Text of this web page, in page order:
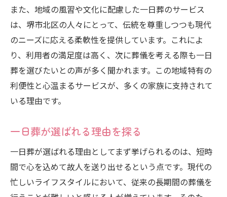
また、地域の風習や文化に配慮した一日葬のサービス
は、堺市北区の人々にとって、伝統を尊重しつつも現代
のニーズに応える柔軟性を提供しています。これによ
り、利用者の満足度は高く、次に葬儀を考える際も一日
葬を選びたいとの声が多く聞かれます。この地域特有の
利便性と心温まるサービスが、多くの家族に支持されて
いる理由です。
一日葬が選ばれる理由を探る
一日葬が選ばれる理由としてまず挙げられるのは、短時
間で心を込めて故人を送り出せるという点です。現代の
忙しいライフスタイルにおいて、従来の長期間の葬儀を